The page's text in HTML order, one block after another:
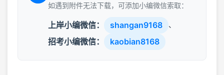
如遇到附件无法下载，可添加小编微信索取：
上岸小编微信： shangan9168 、
招考小编微信： kaobian8168